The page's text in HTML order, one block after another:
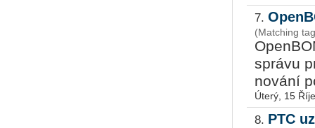
7.
(Matching
sprá­vu
no­vá­ní
Úterý, 15
8. PTC